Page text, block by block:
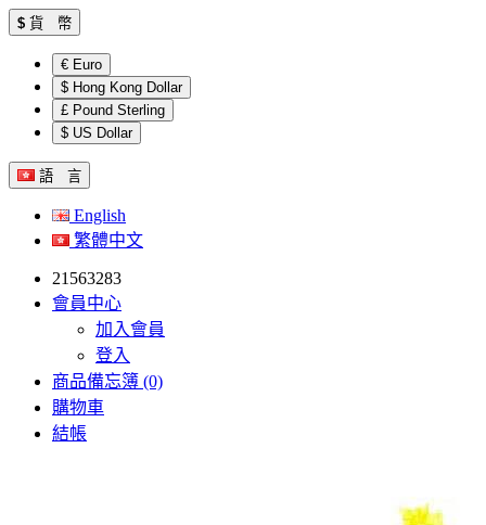
$ 貨 幣
€ Euro
$ Hong Kong Dollar
£ Pound Sterling
$ US Dollar
語 言
English
繁體中文
21563283
會員中心
加入會員
登入
商品備忘簿 (0)
購物車
結帳